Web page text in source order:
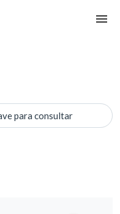
para consultar